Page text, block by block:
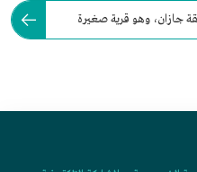
جازان، وهو قرية صغيرة